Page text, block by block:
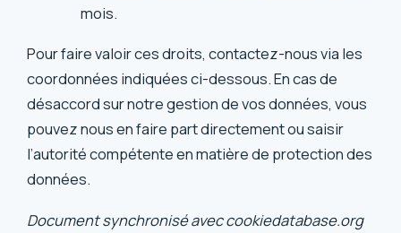
mois.
Pour faire valoir ces droits, contactez-nous via les
coordonnées indiquées ci-dessous. En cas de
désaccord sur notre gestion de vos données, vous
pouvez nous en faire part directement ou saisir
l’autorité compétente en matière de protection des
données.
Document synchronisé avec cookiedatabase.org